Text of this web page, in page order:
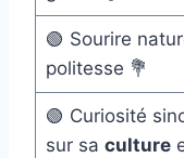
🟢 Sourire
politesse 💐
🟢 Curiosité
sur sa culture